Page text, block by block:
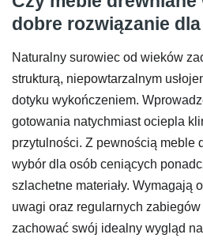
dobre rozwiązanie
Naturalny surowiec od wieków
strukturą, niepowtarzalnym
dotyku wykończeniem.
gotowania natychmiast ociepla
przytulności. Z pewnością meble
wybór dla osób ceniących
szlachetne materiały. Wymagają
uwagi oraz regularnych
zachować swój idealny wygląd na